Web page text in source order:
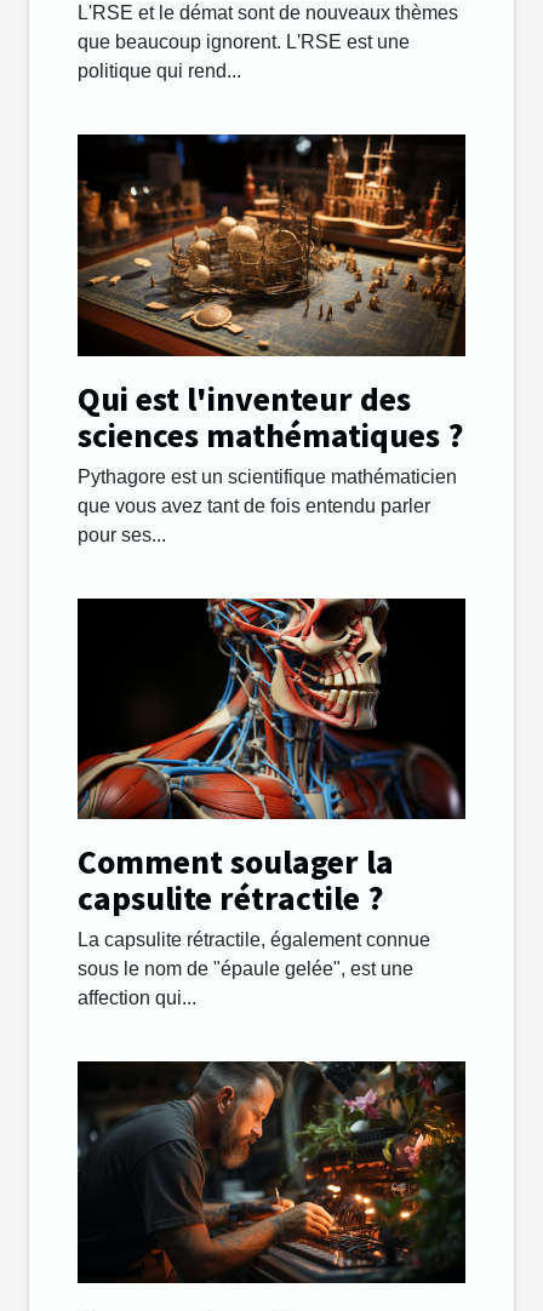
L'RSE et le démat sont de nouveaux thèmes
que beaucoup ignorent. L'RSE est une
politique qui rend...
Qui est l'inventeur des
sciences mathématiques ?
Pythagore est un scientifique mathématicien
que vous avez tant de fois entendu parler
pour ses...
Comment soulager la
capsulite rétractile ?
La capsulite rétractile, également connue
sous le nom de "épaule gelée", est une
affection qui...